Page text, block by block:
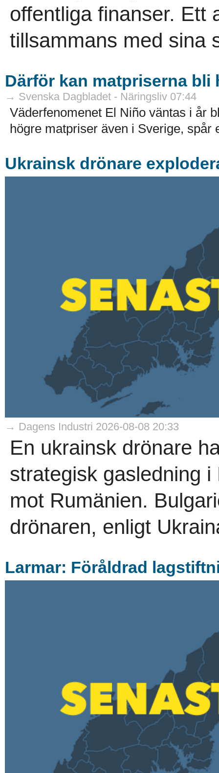
offentliga finanser. Ett
tillsammans med sina
Därför kan matpriserna bli
→ Svenska Dagbladet - Näringsliv 07:44
Väderfenomenet El Niño väntas i år
högre matpriser även i Sverige, spår
Ukrainsk drönare
→ Dagens Industri 2026-08-08 20:33
En ukrainsk drönare
strategisk gasledning
mot Rumänien.
drönaren, enligt
Larmar: Föråldrad